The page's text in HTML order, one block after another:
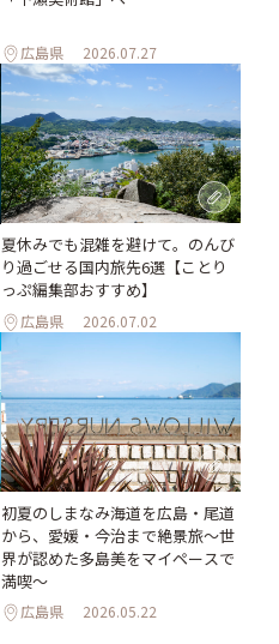
広島県 2026.07.27
夏休みでも混雑を避けて。のんび
り過ごせる国内旅先6選【ことり
っぷ編集部おすすめ】
広島県 2026.07.02
初夏のしまなみ海道を広島・尾道
から、愛媛・今治まで絶景旅〜世
界が認めた多島美をマイペースで
満喫〜
広島県 2026.05.22